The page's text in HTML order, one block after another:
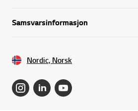
Samsvarsinformasjon
Nordic, Norsk